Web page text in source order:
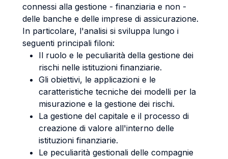
connessi alla gestione - finanziaria e non -
delle banche e delle imprese di assicurazione.
In particolare, l'analisi si sviluppa lungo i
seguenti principali filoni:
Il ruolo e le peculiarità della gestione dei
rischi nelle istituzioni finanziarie.
Gli obiettivi, le applicazioni e le
caratteristiche tecniche dei modelli per la
misurazione e la gestione dei rischi.
La gestione del capitale e il processo di
creazione di valore all'interno delle
istituzioni finanziarie.
Le peculiarità gestionali delle compagnie